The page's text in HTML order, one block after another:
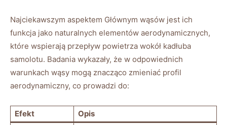
Najciekawszym‌ aspektem Głównym wąsów jest ich
funkcja‌ jako naturalnych elementów aerodynamicznych,
które ⁢wspierają ⁣przepływ powietrza wokół kadłuba
samolotu. Badania wykazały, że w odpowiednich
warunkach wąsy mogą znacząco zmieniać profil
‍aerodynamiczny, co prowadzi‍ do:
Efekt Opis